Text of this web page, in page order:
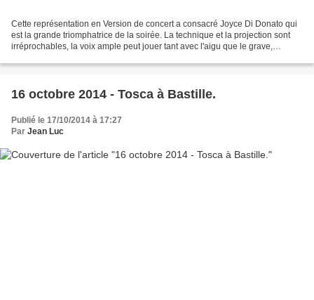
Cette représentation en Version de concert a consacré Joyce Di Donato qui
est la grande triomphatrice de la soirée. La technique et la projection sont
irréprochables, la voix ample peut jouer tant avec l'aigu que le grave,
16 octobre 2014 - Tosca à Bastille.
Publié le 17/10/2014 à 17:27
Par Jean Luc